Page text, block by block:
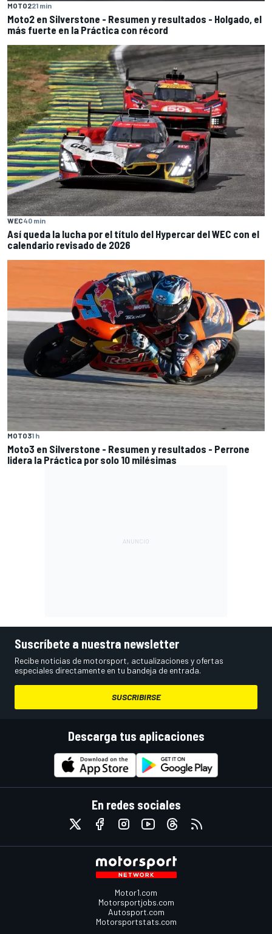
MOTO221 min
Moto2 en Silverstone - Resumen y resultados - Holgado, el
más fuerte en la Práctica con récord
WEC40 min
Así queda la lucha por el título del Hypercar del WEC con el
calendario revisado de 2026
MOTO31 h
Moto3 en Silverstone - Resumen y resultados - Perrone
lidera la Práctica por solo 10 milésimas
Suscríbete a nuestra newsletter
Recibe noticias de motorsport, actualizaciones y ofertas
especiales directamente en tu bandeja de entrada.
SUSCRIBIRSE
Descarga tus aplicaciones
En redes sociales
Motor1.com
Motorsportjobs.com
Autosport.com
Motorsportstats.com